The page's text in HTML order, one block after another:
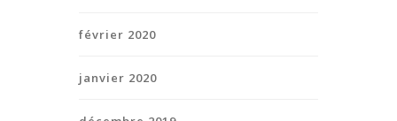
février 2020
janvier 2020